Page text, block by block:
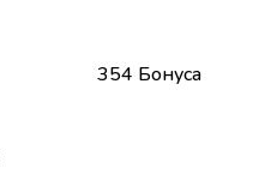
354 Бонуса